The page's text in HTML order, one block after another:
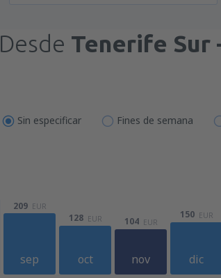
Desde Tenerife Sur
Sin especificar
Fines de semana
sep
209 EUR
oct
128 EUR
nov
104 EUR
dic
150 EUR